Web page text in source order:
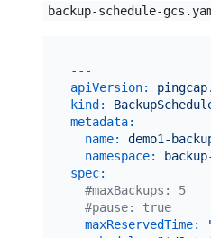
backup-schedule-
---
apiVersion:
kind:
metadata:
name:
demo1-
namespace:
spec:
#maxBackups: 5
#pause: true
maxReservedTime: